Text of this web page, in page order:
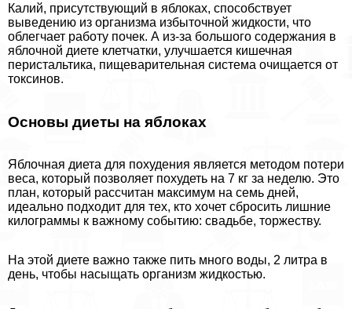
Калий, присутствующий в яблоках, способствует
выведению из организма избыточной жидкости, что
облегчает работу почек. А из-за большого содержания в
яблочной диете клетчатки, улучшается кишечная
перистальтика, пищеварительная система очищается от
токсинов.
Основы диеты на яблоках
Яблочная диета для похудения является методом потери
веса, который позволяет похудеть на 7 кг за неделю. Это
план, который рассчитан максимум на семь дней,
идеально подходит для тех, кто хочет сбросить лишние
килограммы к важному событию: свадьбе, торжеству.
На этой диете важно также пить много воды, 2 литра в
день, чтобы насыщать организм жидкостью.